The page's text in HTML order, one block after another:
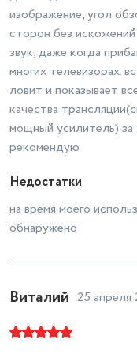
Размеры без подставки
(ШxВxГ)
Размеры с подставкой
Угол обзора объектива
Мощность звука
Контрастность
Поддержка DVB-S2
Поддержка DVB-T2
Прогрессивная
Выходы
Вход AUX
изображение, угол
сторон без
звук, даже когда
многих телевизорах.
ловит и показывает
качества
мощный усилитель)
рекомендую
Недостатки
на время моего
обнаружено
Виталий 25 апреля